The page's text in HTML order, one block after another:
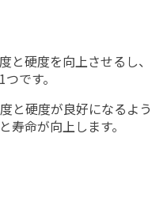
と硬度を向上させるし、
です。
と硬度が良好になるよう
寿命が向上します。